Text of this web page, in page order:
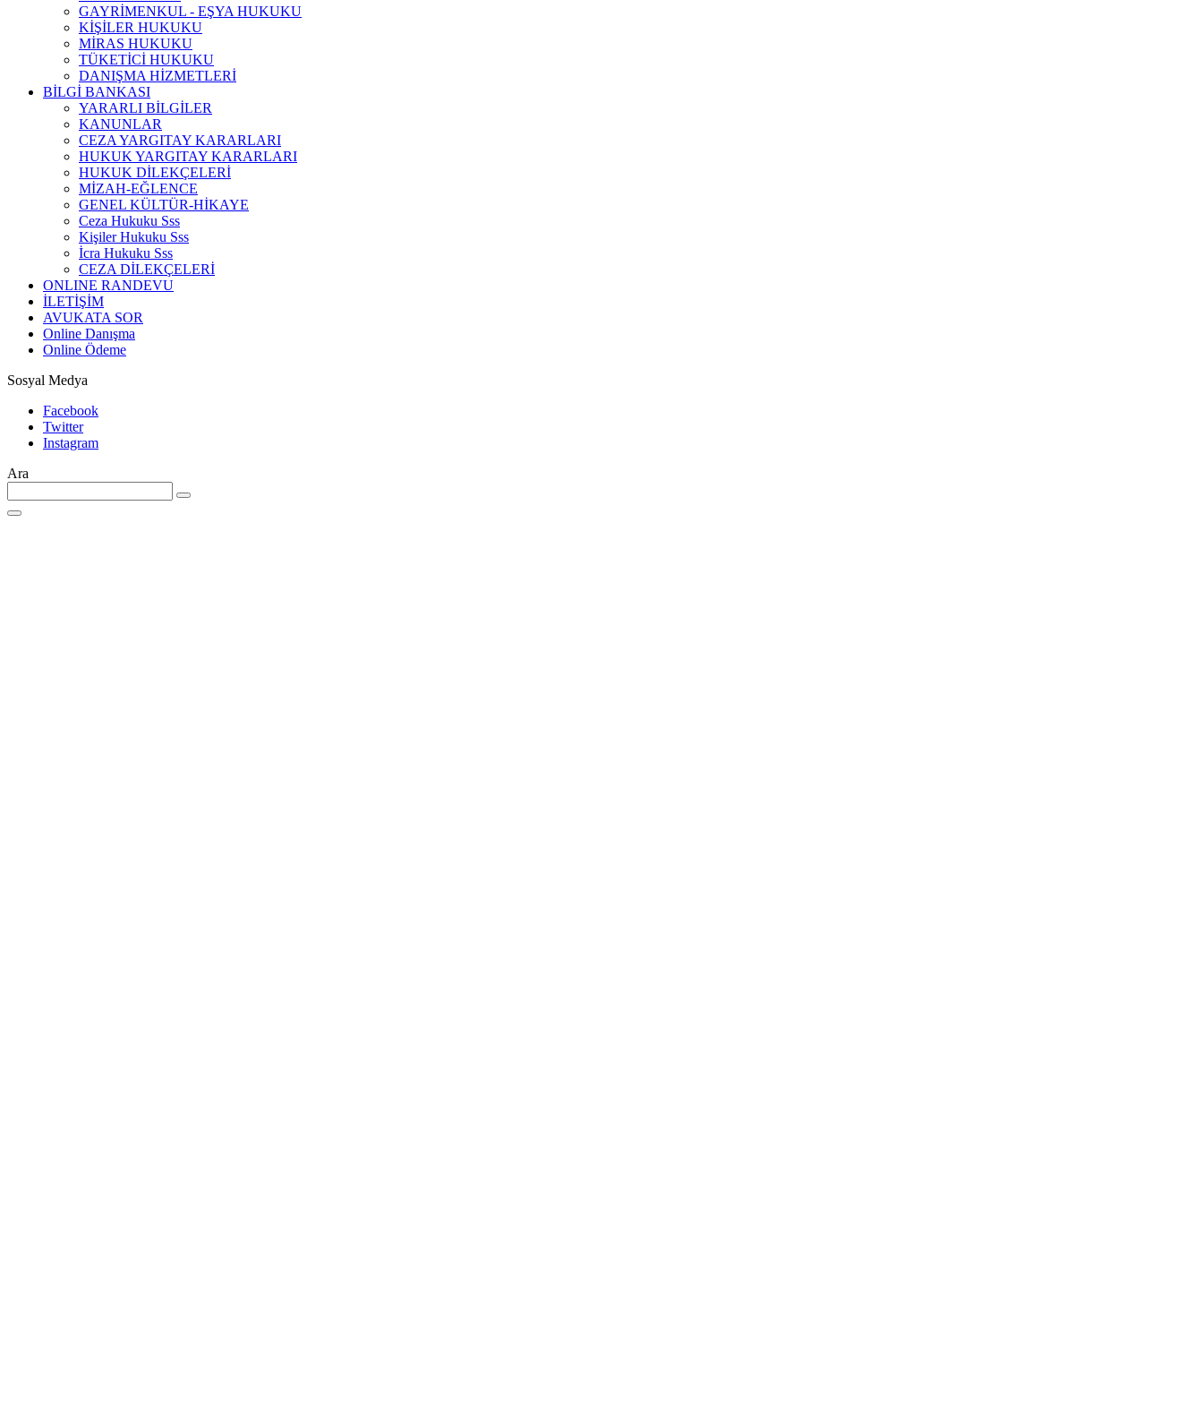
GAYRİMENKUL - EŞYA HUKUKU
KİŞİLER HUKUKU
MİRAS HUKUKU
TÜKETİCİ HUKUKU
DANIŞMA HİZMETLERİ
BİLGİ BANKASI
YARARLI BİLGİLER
KANUNLAR
CEZA YARGITAY KARARLARI
HUKUK YARGITAY KARARLARI
HUKUK DİLEKÇELERİ
MİZAH-EĞLENCE
GENEL KÜLTÜR-HİKAYE
Ceza Hukuku Sss
Kişiler Hukuku Sss
İcra Hukuku Sss
CEZA DİLEKÇELERİ
ONLINE RANDEVU
İLETİŞİM
AVUKATA SOR
Online Danışma
Online Ödeme
Sosyal Medya
Facebook
Twitter
Instagram
Ara